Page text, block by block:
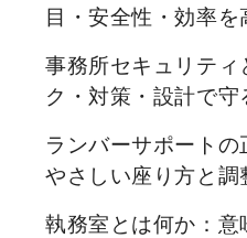
目・安全性・効率を
事務所セキュリティ
ク・対策・設計で守
ランバーサポートの
やさしい座り方と調
執務室とは何か：意